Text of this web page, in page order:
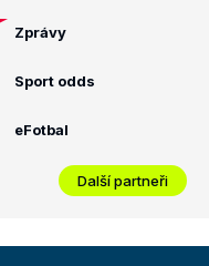
Zprávy
Sport odds
eFotbal
Další partneři